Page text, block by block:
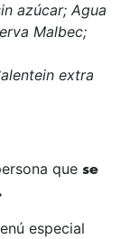
azúcar; Agua
Malbec;
extra
que se
especial